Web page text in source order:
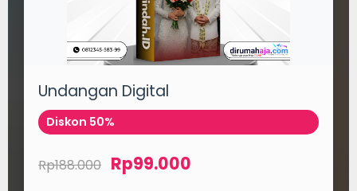
Undangan Digital
Diskon 50%
Rp188.000 Rp99.000